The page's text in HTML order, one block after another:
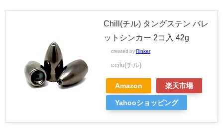
Chill(チル) タングステン バレ
ットシンカー 2コ入 42g
created by Rinker
ccilu(チル)
Amazon 楽天市場
Yahooショッピング